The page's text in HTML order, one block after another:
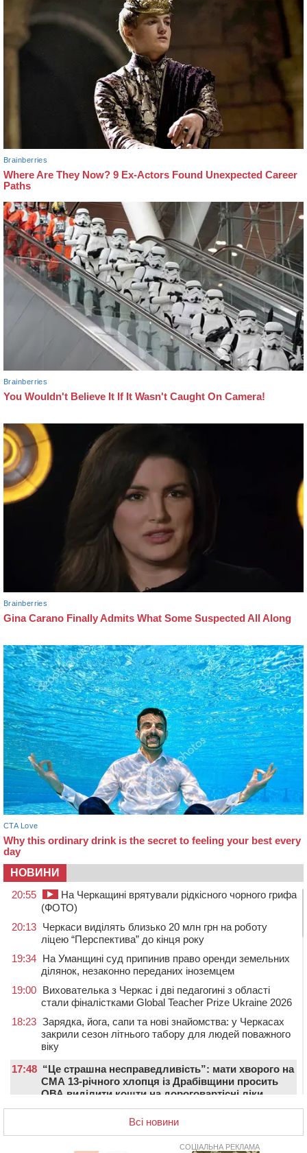
НОВИНИ
20:55
На Черкащині врятували рідкісного чорного грифа
(ФОТО)
20:13 Черкаси виділять близько 20 млн грн на роботу
ліцею “Перспектива” до кінця року
19:34 На Уманщині суд припинив право оренди земельних
ділянок, незаконно переданих іноземцем
19:00 Вихователька з Черкас і дві педагогині з області
стали фіналістками Global Teacher Prize Ukraine 2026
18:23 Зарядка, йога, сапи та нові знайомства: у Черкасах
закрили сезон літнього табору для людей поважного
віку
17:48 “Це страшна несправедливість”: мати хворого на
СМА 13-річного хлопця із Драбівщини просить
ОВА виділити кошти на дороговартісні ліки
На Уманщині судитимуть колишню очільницю відділу
освіти через закупівлю електрики за завищеною
Всі новини
СОЦІАЛЬНА РЕКЛАМА